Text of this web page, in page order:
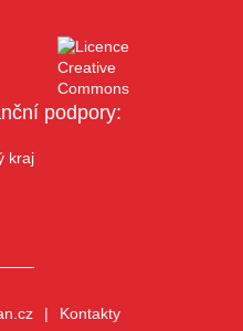
podpory:
Kontakty